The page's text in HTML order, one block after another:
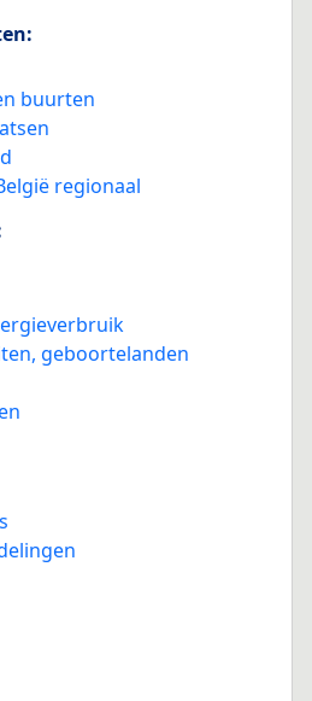
buurten
regionaal
geboortelanden